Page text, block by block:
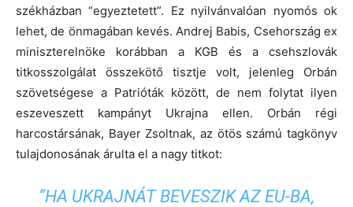
székházban “egyeztetett”. Ez nyilvánvalóan nyomós ok
lehet, de önmagában kevés. Andrej Babis, Csehország ex
miniszterelnöke korábban a KGB és a csehszlovák
titkosszolgálat összekötő tisztje volt, jelenleg Orbán
szövetségese a Patrióták között, de nem folytat ilyen
eszeveszett kampányt Ukrajna ellen. Orbán régi
harcostársának, Bayer Zsoltnak, az ötös számú tagkönyv
tulajdonosának árulta el a nagy titkot:
“HA UKRAJNÁT BEVESZIK AZ EU-BA,